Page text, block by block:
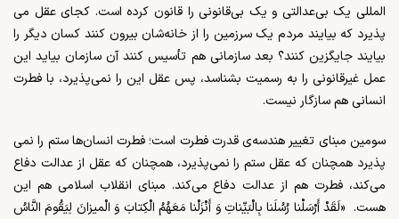
المللی یک بی­‌عدالتی و یک بی­‌قانونی را قانون کرده است. کجای عقل می­‌
پذیرد که بیایند مردم یک سرزمین را از خانه­‌شان بیرون کنند کسان دیگر را
بیایند جایگزین کنند؟ بعد سازمانی هم تأسیس کنند آن سازمان بیاید این
عمل غیرقانونی را به رسمیت بشناسد، پس عقل این را نمی‌­پذیرد، با فطرت
انسانی هم سازگار نیست.
سومین مبنای تغییر هندسه‌­ی قدرت فطرت است؛ فطرت انسان­‌ها ستم را نمی­‌
پذیرد همچنان که عقل ستم را نمی­‌پذیرد، همچنان که عقل از عدالت دفاع
می­‌کند، فطرت هم از عدالت دفاع می­‌کند. مبنای انقلاب اسلامی هم این
هست. «لَقَدْ أَرْسَلْنا رُسُلَنا بِالْبَیِّناتِ وَ أَنْزَلْنا مَعَهُمُ الْکِتابَ وَ الْمیزانَ لِیَقُومَ النَّاسُ